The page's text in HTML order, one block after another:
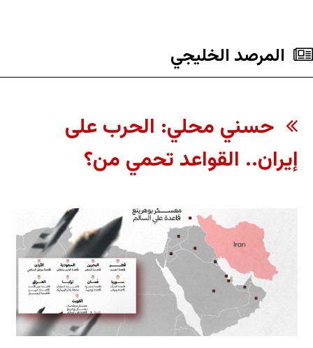
المرصد الخليجي
حسني محلي: الحرب على
إيران.. القواعد تحمي من؟